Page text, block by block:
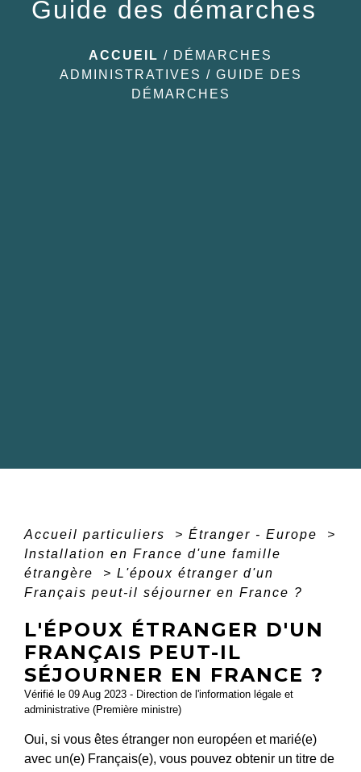
Guide des démarches
ACCUEIL / DÉMARCHES
ADMINISTRATIVES / GUIDE DES
DÉMARCHES
Accueil particuliers > Étranger - Europe
>
Installation en France d'une famille
étrangère
> L'époux étranger d'un
Français peut-il séjourner en France ?
L'ÉPOUX ÉTRANGER D'UN
FRANÇAIS PEUT-IL
SÉJOURNER EN FRANCE ?
Vérifié le 09 Aug 2023 - Direction de l'information légale et
administrative (Première ministre)
Oui, si vous êtes étranger non européen et marié(e)
avec un(e) Français(e), vous pouvez obtenir un titre de